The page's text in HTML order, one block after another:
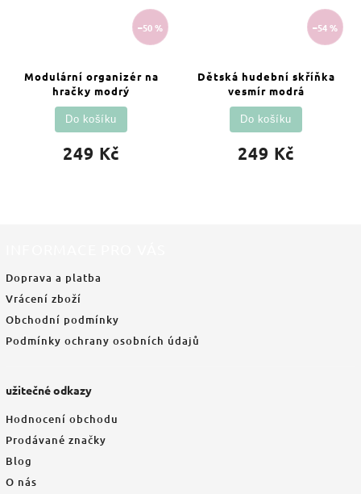
–50 %
Modulární organizér na
hračky modrý
249 Kč
Do košíku
–54 %
Dětská hudební skříňka
vesmír modrá
249 Kč
Do košíku
Doprava a platba
Vrácení zboží
Obchodní podmínky
Podmínky ochrany osobních údajů
užitečné odkazy
Hodnocení obchodu
Prodávané značky
Blog
O nás